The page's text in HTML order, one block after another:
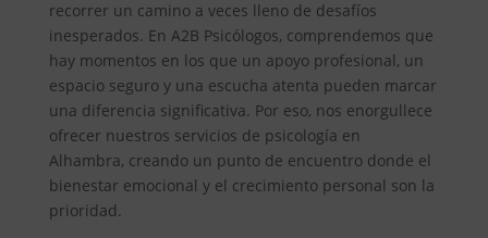
recorrer un camino a veces lleno de desafíos
inesperados. En A2B Psicólogos, comprendemos que
hay momentos en los que un apoyo profesional, un
espacio seguro y una escucha atenta pueden marcar
una diferencia significativa. Por eso, nos enorgullece
ofrecer nuestros servicios de psicología en
Alhambra, creando un punto de encuentro donde el
bienestar emocional y el crecimiento personal son la
prioridad.